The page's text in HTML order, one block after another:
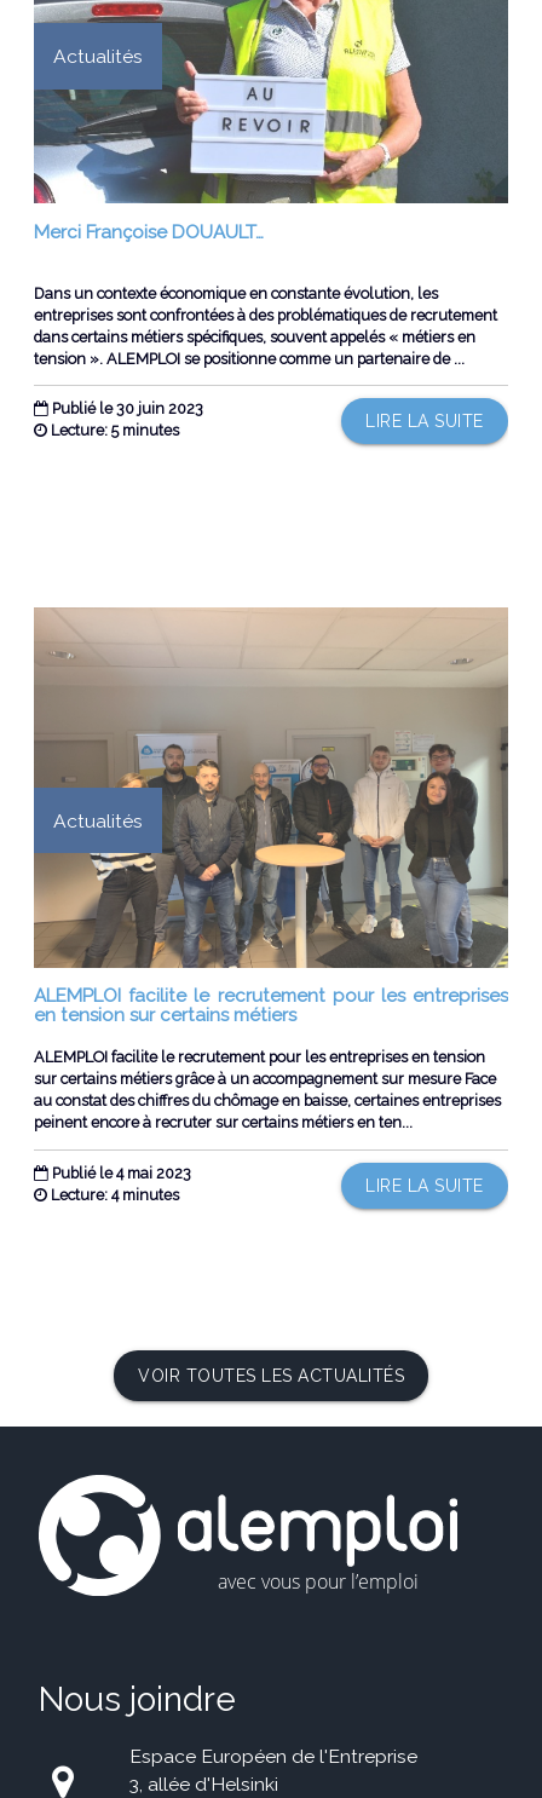
Actualités
Merci Françoise DOUAULT…
Dans un contexte économique en constante évolution, les
entreprises sont confrontées à des problématiques de recrutement
dans certains métiers spécifiques, souvent appelés « métiers en
tension ». ALEMPLOI se positionne comme un partenaire de ...
Publié le 30 juin 2023
LIRE LA SUITE
Lecture: 5 minutes
Actualités
ALEMPLOI facilite le recrutement pour les entreprises
en tension sur certains métiers
ALEMPLOI facilite le recrutement pour les entreprises en tension
sur certains métiers grâce à un accompagnement sur mesure Face
au constat des chiffres du chômage en baisse, certaines entreprises
peinent encore à recruter sur certains métiers en ten...
Publié le 4 mai 2023
LIRE LA SUITE
Lecture: 4 minutes
VOIR TOUTES LES ACTUALITÉS
Nous joindre
Espace Européen de l'Entreprise
3, allée d'Helsinki